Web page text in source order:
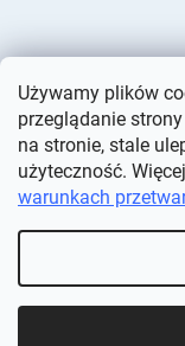
Używamy plików
przeglądanie
na stronie, stale
użyteczność.
warunkach